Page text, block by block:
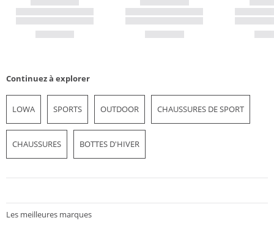
Continuez à explorer
LOWA SPORTS OUTDOOR CHAUSSURES DE SPORT
CHAUSSURES BOTTES D'HIVER
Les meilleures marques